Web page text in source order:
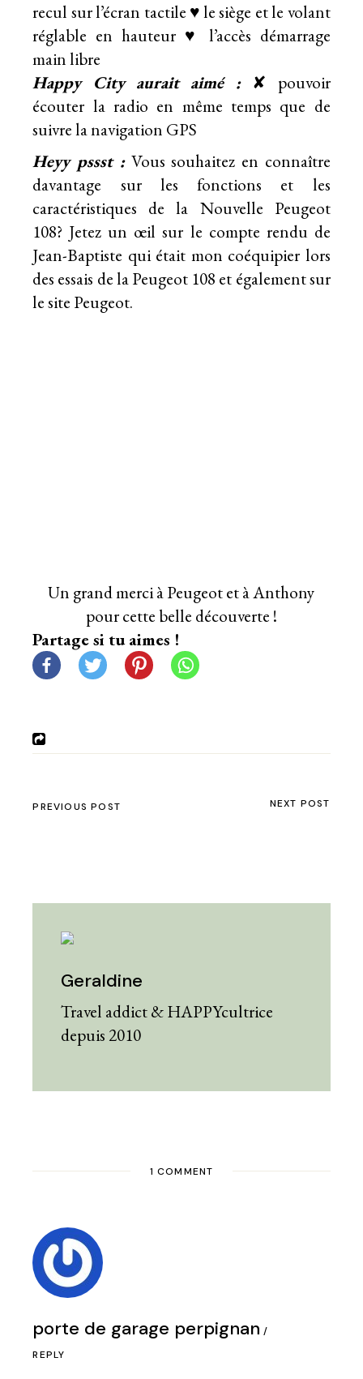
recul sur l’écran tactile ♥ le siège et le volant
réglable en hauteur ♥ l’accès démarrage
main libre
Happy City aurait aimé : ✘ pouvoir
écouter la radio en même temps que de
suivre la navigation GPS
Heyy pssst : Vous souhaitez en connaître
davantage sur les fonctions et les
caractéristiques de la Nouvelle Peugeot
108? Jetez un œil sur le compte rendu de
Jean-Baptiste qui était mon coéquipier lors
des essais de la Peugeot 108 et également sur
le site Peugeot.
Un grand merci à Peugeot et à Anthony
pour cette belle découverte !
Partage si tu aimes !
PREVIOUS POST NEXT POST
Geraldine
Travel addict & HAPPYcultrice
depuis 2010
1 COMMENT
porte de garage perpignan
REPLY